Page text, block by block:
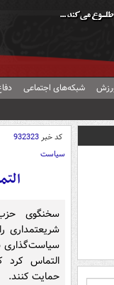
شبکه‌های اجتماعی
کد خبر932323
سیاست
سخنگوی
شریعتمداری
التماس کرد
حمایت کنند.